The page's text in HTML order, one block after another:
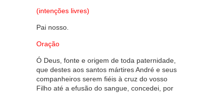
(intenções livres)
Pai nosso.
Oração
Ó Deus, fonte e origem de toda paternidade,
que destes aos santos mártires André e seus
companheiros serem fiéis à cruz do vosso
Filho até a efusão do sangue, concedei, por